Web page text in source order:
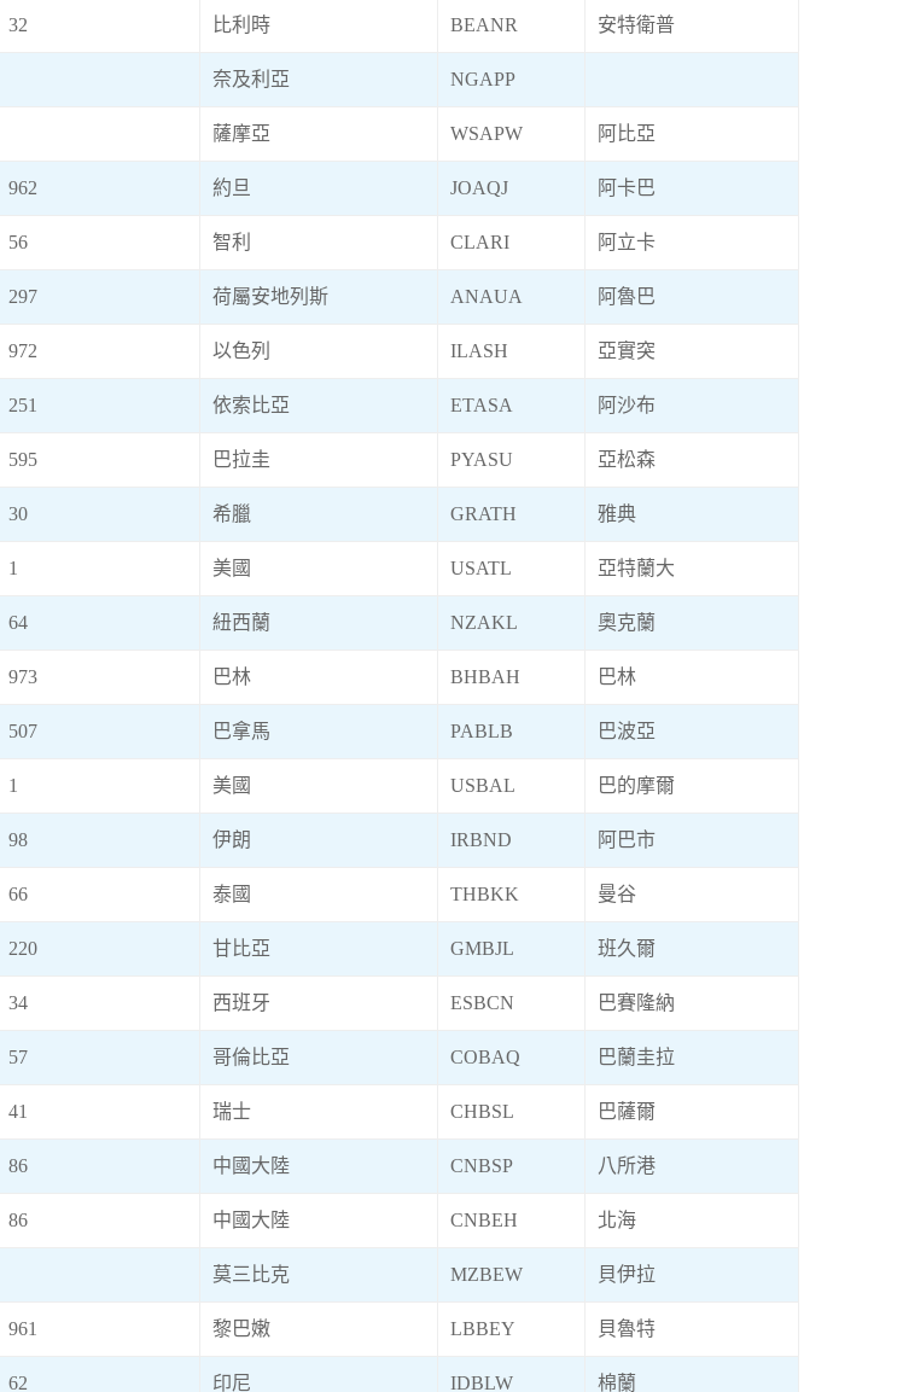
32 比利時 BEANR 安特衛普
奈及利亞 NGAPP
薩摩亞 WSAPW 阿比亞
962 約旦 JOAQJ 阿卡巴
56 智利 CLARI 阿立卡
297 荷屬安地列斯 ANAUA 阿魯巴
972 以色列 ILASH 亞實突
251 依索比亞 ETASA 阿沙布
595 巴拉圭 PYASU 亞松森
30 希臘 GRATH 雅典
1 美國 USATL 亞特蘭大
64 紐西蘭 NZAKL 奧克蘭
973 巴林 BHBAH 巴林
507 巴拿馬 PABLB 巴波亞
1 美國 USBAL 巴的摩爾
98 伊朗 IRBND 阿巴市
66 泰國 THBKK 曼谷
220 甘比亞 GMBJL 班久爾
34 西班牙 ESBCN 巴賽隆納
57 哥倫比亞 COBAQ 巴蘭圭拉
41 瑞士 CHBSL 巴薩爾
86 中國大陸 CNBSP 八所港
86 中國大陸 CNBEH 北海
莫三比克 MZBEW 貝伊拉
961 黎巴嫩 LBBEY 貝魯特
62 印尼 IDBLW 棉蘭